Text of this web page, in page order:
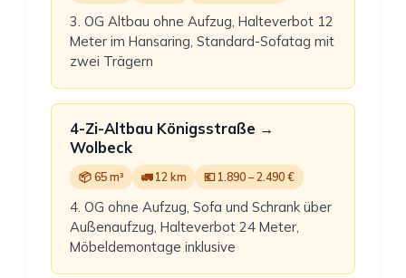
3. OG Altbau ohne Aufzug, Halteverbot 12
Meter im Hansaring, Standard-Sofatag mit
zwei Trägern
4-Zi-Altbau Königsstraße →
Wolbeck
📦 65 m³ 🚛 12 km 💶 1.890 – 2.490 €
4. OG ohne Aufzug, Sofa und Schrank über
Außenaufzug, Halteverbot 24 Meter,
Möbeldemontage inklusive